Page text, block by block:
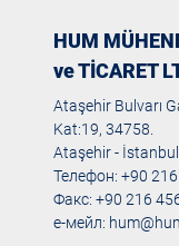
HUM
ve TİCARET
Ataşehir Bulvarı
Kat:19, 34758.
Ataşehir - İstanbul
Телефон: +90
Факс: +90 216
е-мейл: